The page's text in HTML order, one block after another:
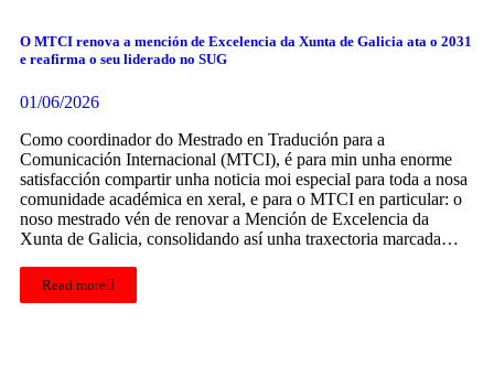
O MTCI renova a mención de Excelencia da Xunta de Galicia ata o 2031
e reafirma o seu liderado no SUG
01/06/2026
Como coordinador do Mestrado en Tradución para a
Comunicación Internacional (MTCI), é para min unha enorme
satisfacción compartir unha noticia moi especial para toda a nosa
comunidade académica en xeral, e para o MTCI en particular: o
noso mestrado vén de renovar a Mención de Excelencia da
Xunta de Galicia, consolidando así unha traxectoria marcada…
Read more